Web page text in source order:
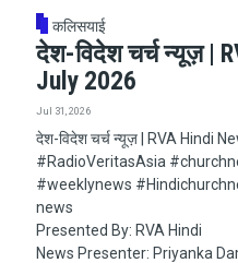
कलिसयाई
देश-विदेश चर्च न्यूज़ |
July 2026
Jul 31, 2026
देश-विदेश चर्च न्यूज़ | RVA Hindi
#RadioVeritasAsia​​​​​
#weeklynews​
news
Presented By: RVA Hindi
News Presenter: Priyanka